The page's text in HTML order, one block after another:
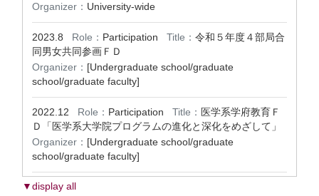
Organizer： University-wide
2023.8 Role： Participation Title： 令和５年度４部局合
同男女共同参画ＦＤ
Organizer： [Undergraduate school/graduate
school/graduate faculty]
2022.12 Role： Participation Title： 医学系学府教育Ｆ
Ｄ「医学系大学院プログラムの進化と深化をめざして」
Organizer： [Undergraduate school/graduate
school/graduate faculty]
▼display all